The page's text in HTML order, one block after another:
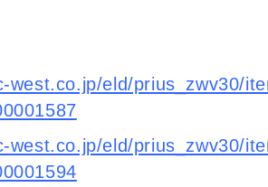
west.co.jp/eld/prius_zwv30/
west.co.jp/eld/prius_zwv30/